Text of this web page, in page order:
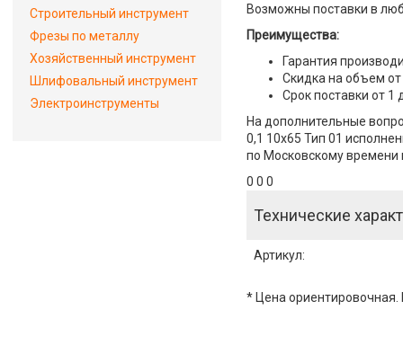
Возможны поставки в
Преимущества:
Гарантия
Скидка на объем от
Срок поставки от 1
На дополнительные
0,1 10х65 Тип 01
по Московскому времени
0 0 0
Технические
Артикул:
* Цена ориентировочная.
Строительный инструмент
Фрезы по металлу
Хозяйственный инструмент
Шлифовальный инструмент
Электроинструменты